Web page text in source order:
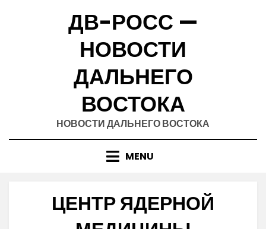
ДВ-РОСС —
НОВОСТИ
ДАЛЬНЕГО
ВОСТОКА
НОВОСТИ ДАЛЬНЕГО ВОСТОКА
MENU
ЦЕНТР ЯДЕРНОЙ